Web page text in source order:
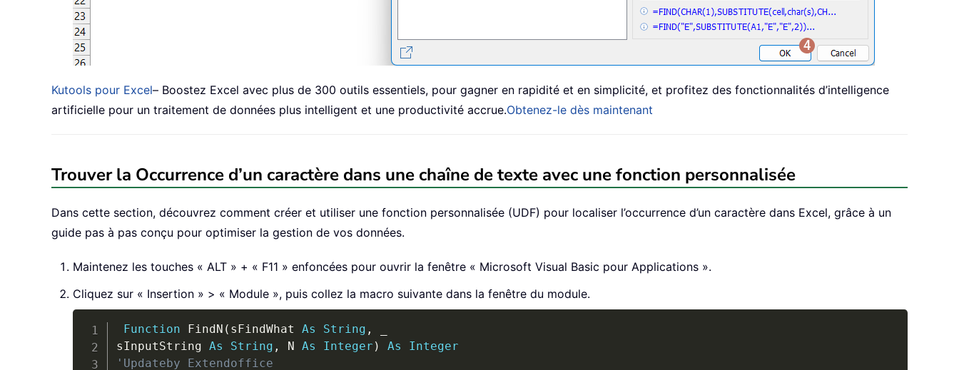
Kutools pour Excel– Boostez Excel avec plus de 300 outils essentiels, pour gagner en rapidité et en simplicité, et profitez des fonctionnalités d’intelligence
artificielle pour un traitement de données plus intelligent et une productivité accrue.Obtenez-le dès maintenant
Trouver la Occurrence d’un caractère dans une chaîne de texte avec une fonction personnalisée
Dans cette section, découvrez comment créer et utiliser une fonction personnalisée (UDF) pour localiser l’occurrence d’un caractère dans Excel, grâce à un
guide pas à pas conçu pour optimiser la gestion de vos données.
Maintenez les touches « ALT » + « F11 » enfoncées pour ouvrir la fenêtre « Microsoft Visual Basic pour Applications ».
Cliquez sur « Insertion » > « Module », puis collez la macro suivante dans la fenêtre du module.
Function FindN ( sFindWhat As String ,
sInputString As String , N As Integer ) As
Integer
'Updateby Extendoffice